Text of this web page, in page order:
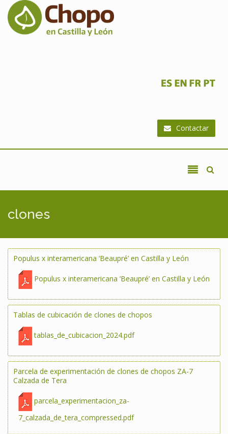
Ir al contenido principal
Contactar
clones
Populus x interamericana ‘Beaupré’ en Castilla y León
Populus x interamericana ‘Beaupré’ en Castilla y León
Tablas de cubicación de clones de chopos
tablas_de_cubicacion_2024.pdf
Parcela de experimentación de clones de chopos ZA-7
Calzada de Tera
parcela_experimentacion_za-
7_calzada_de_tera_compressed.pdf